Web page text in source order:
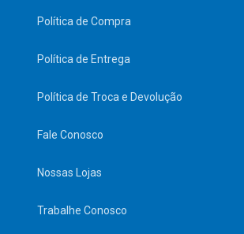
Política de Compra
Política de Entrega
Política de Troca e Devolução
Fale Conosco
Nossas Lojas
Trabalhe Conosco